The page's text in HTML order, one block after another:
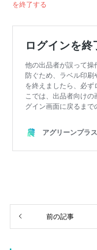
を終了する
前の記事